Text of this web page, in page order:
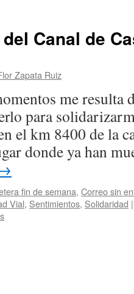
Canal de
Zapata Ruiz
me
para
el km 8400 de la
donde ya han
fin de semana, Correo sin
Vial, Sentimientos, Solidaridad |